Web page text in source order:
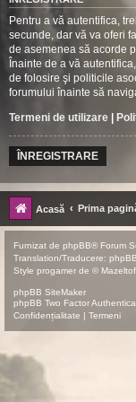
Pentru a vă autentifica,
secunde, dar vă va oferi
de asemenea să acorde
Înainte de a vă
de folosire şi politicile
forumului înainte să
Termeni de utilizare |
ÎNREGISTRARE
Acasă Prima
Furnizat de phpBB® Forum
Translation/Traducere:
Style progamer de © Mazeltof
phpBB SiteMaker
phpBB Two Factor
Confidențialitate | Termeni